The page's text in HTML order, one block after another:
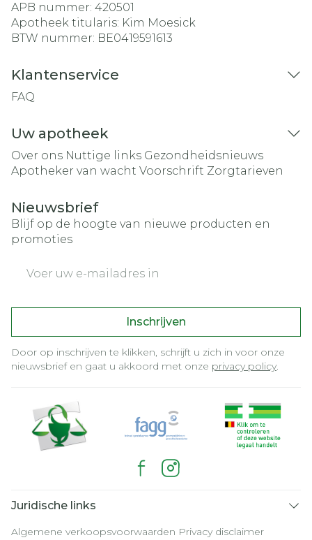
APB nummer: 420501
Apotheek titularis: Kim Moesick
BTW nummer: BE0419591613
Klantenservice
FAQ
Uw apotheek
Over ons Nuttige links Gezondheidsnieuws
Apotheker van wacht Voorschrift Zorgtarieven
Nieuwsbrief
Blijf op de hoogte van nieuwe producten en
promoties
Inschrijven
Door op inschrijven te klikken, schrijft u zich in voor onze
nieuwsbrief en gaat u akkoord met onze privacy policy.
Juridische links
Algemene verkoopsvoorwaarden Privacy disclaimer